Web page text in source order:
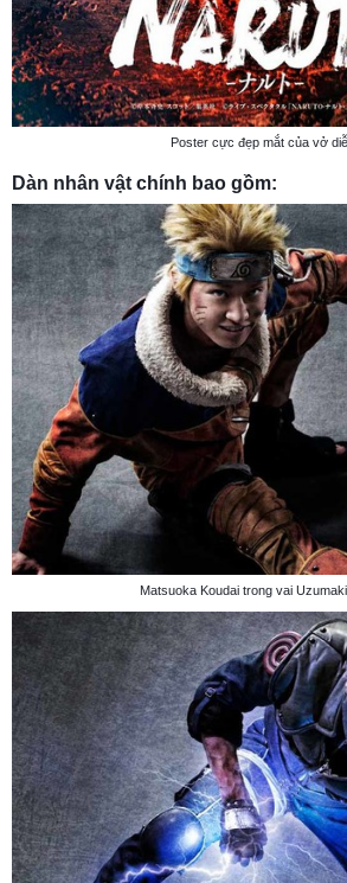
Poster cực đẹp mắt của vở
Dàn nhân vật chính bao gồm:
Matsuoka Koudai trong vai